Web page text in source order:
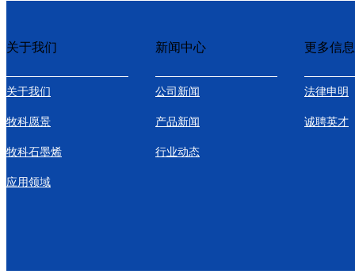
关于我们 新闻中心 更多信息
关于我们
牧科愿景
牧科石墨烯
应用领域
公司新闻
产品新闻
行业动态
法律申明
诚聘英才